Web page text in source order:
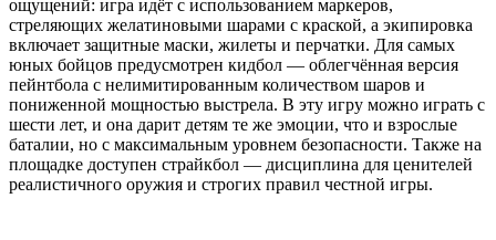
ощущений: игра идёт с использованием маркеров,
стреляющих желатиновыми шарами с краской, а экипировка
включает защитные маски, жилеты и перчатки. Для самых
юных бойцов предусмотрен кидбол — облегчённая версия
пейнтбола с нелимитированным количеством шаров и
пониженной мощностью выстрела. В эту игру можно играть с
шести лет, и она дарит детям те же эмоции, что и взрослые
баталии, но с максимальным уровнем безопасности. Также на
площадке доступен страйкбол — дисциплина для ценителей
реалистичного оружия и строгих правил честной игры.